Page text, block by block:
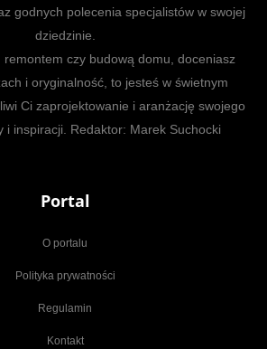
godnych polecenia specjalistów w swojej
dziedzinie.
czy budową domu, doceniasz
i oryginalność, to jesteś w świetnym
Ci zaprojektowanie i aranżację swojego
i inspiracji. Redaktor: Marek Suchocki
Portal
O portalu
Polityka prywatności
Regulamin
Kontakt